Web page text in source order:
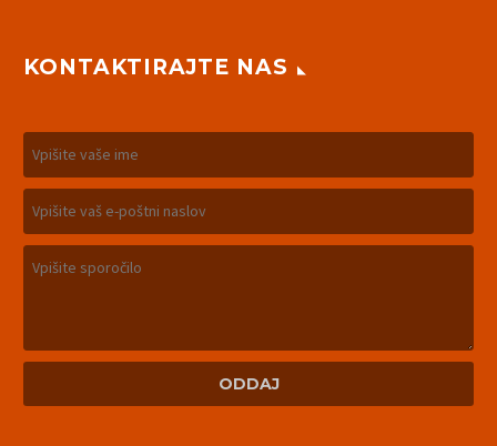
KONTAKTIRAJTE NAS